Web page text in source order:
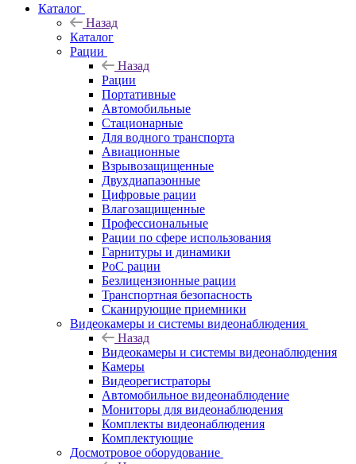
Каталог
Назад
Каталог
Рации
Назад
Рации
Портативные
Автомобильные
Стационарные
Для водного транспорта
Авиационные
Взрывозащищенные
Двухдиапазонные
Цифровые рации
Влагозащищенные
Профессиональные
Рации по сфере использования
Гарнитуры и динамики
PoC рации
Безлицензионные рации
Транспортная безопасность
Сканирующие приемники
Видеокамеры и системы видеонаблюдения
Назад
Видеокамеры и системы видеонаблюдения
Камеры
Видеорегистраторы
Автомобильное видеонаблюдение
Мониторы для видеонаблюдения
Комплекты видеонаблюдения
Комплектующие
Досмотровое оборудование